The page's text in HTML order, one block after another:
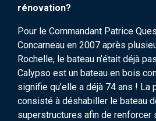
rénovation?
Pour le Commandant Patrice
Concarneau en 2007 après
Rochelle, le bateau n’était déjà
Calypso est un bateau en bois
signifie qu’elle a déjà 74 ans ! La
consisté à déshabiller le bateau
superstructures afin de renforcer